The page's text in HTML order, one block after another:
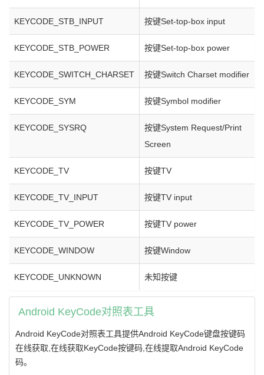
KEYCODE_STB_INPUT 按键Set-top-box input
KEYCODE_STB_POWER 按键Set-top-box power
KEYCODE_SWITCH_CHARSET 按键Switch Charset modifier
KEYCODE_SYM 按键Symbol modifier
KEYCODE_SYSRQ
按键System Request/Print
Screen
KEYCODE_TV 按键TV
KEYCODE_TV_INPUT 按键TV input
KEYCODE_TV_POWER 按键TV power
KEYCODE_WINDOW 按键Window
KEYCODE_UNKNOWN 未知按键
Android KeyCode对照表工具
Android KeyCode对照表工具提供Android KeyCode键盘按键码
在线获取,在线获取KeyCode按键码,在线提取Android KeyCode
码。